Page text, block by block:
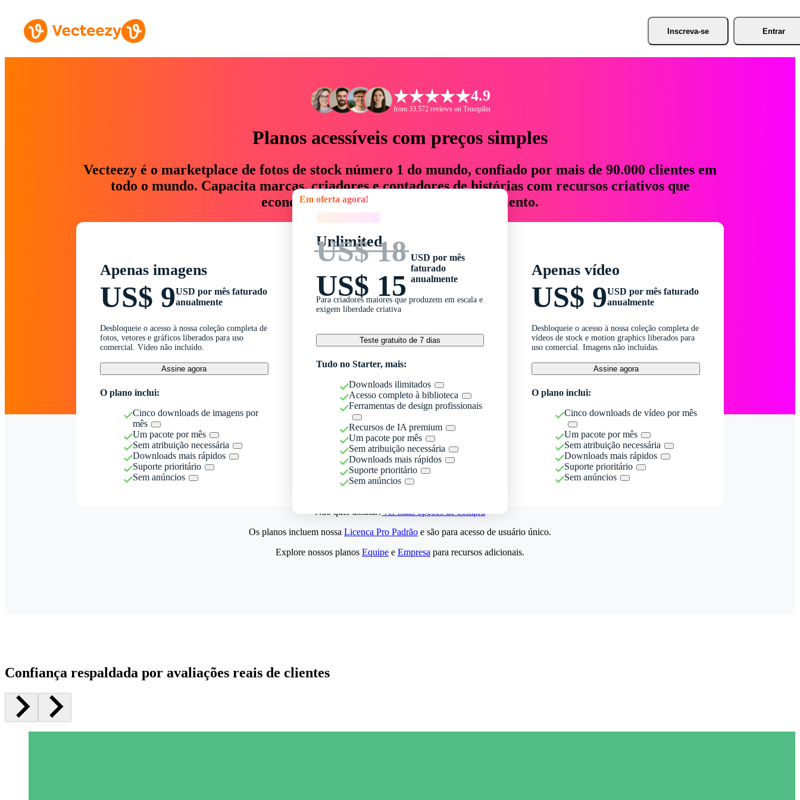
Inscreva-se Entrar
4.9
from 33.572 reviews on Trustpilot
Planos acessíveis com preços simples
Vecteezy é o marketplace de fotos de stock número 1 do mundo, confiado por mais de 90.000 clientes em
todo o mundo. Capacita marcas, criadores e contadores de histórias com recursos criativos que
economizam até 76% em tempo e orçamento.
Apenas imagens
US$ 9USD por mês faturado
anualmente
Desbloqueie o acesso à nossa coleção completa de
fotos, vetores e gráficos liberados para uso
comercial. Vídeo não incluído.
Assine agora
O plano inclui:
Cinco downloads de imagens por
mês
Um pacote por mês
Sem atribuição necessária
Downloads mais rápidos
Suporte prioritário
Sem anúncios
Em oferta agora!
Unlimited
US$ 18
US$ 15
USD por mês
faturado
anualmente
Para criadores maiores que produzem em escala e
exigem liberdade criativa
Teste gratuito de 7 dias
Tudo no Starter, mais:
Downloads ilimitados
Acesso completo à biblioteca
Ferramentas de design profissionais
Recursos de IA premium
Um pacote por mês
Sem atribuição necessária
Downloads mais rápidos
Suporte prioritário
Sem anúncios
Apenas vídeo
US$ 9USD por mês faturado
anualmente
Desbloqueie o acesso à nossa coleção completa de
vídeos de stock e motion graphics liberados para
uso comercial. Imagens não incluídas.
Assine agora
O plano inclui:
Cinco downloads de vídeo por mês
Um pacote por mês
Sem atribuição necessária
Downloads mais rápidos
Suporte prioritário
Sem anúncios
Não quer assinar?Ver mais opções de compra
Os planos incluem nossa Licença Pro Padrão e são para acesso de usuário único.
Explore nossos planos Equipe e Empresa para recursos adicionais.
Confiança respaldada por avaliações reais de clientes